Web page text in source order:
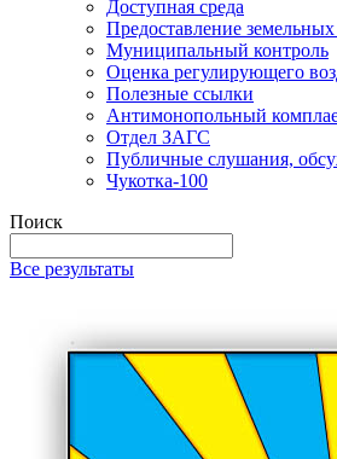
Доступная среда
Предоставление земельных
Муниципальный контроль
Оценка регулирующего
Полезные ссылки
Антимонопольный
Отдел ЗАГС
Публичные слушания,
Чукотка-100
Поиск
Все результаты